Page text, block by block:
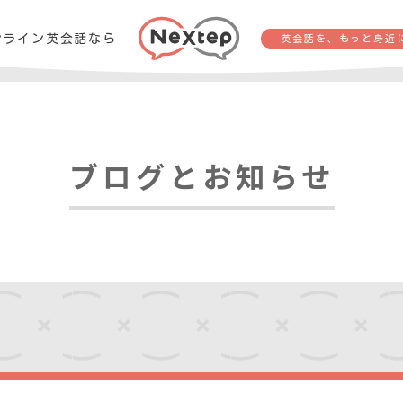
ライン英会話なら 英会話を、もっと身近
ブログとお知らせ